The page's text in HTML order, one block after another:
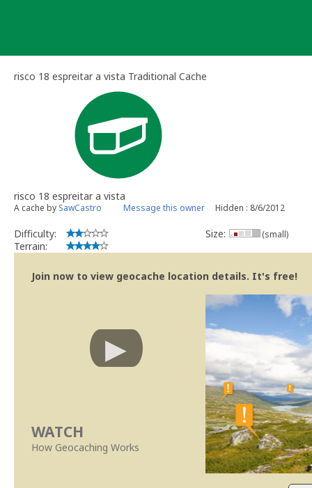
risco 18 espreitar a vista Traditional Cache
risco 18 espreitar a vista
A cache by SawCastro Message this owner Hidden : 8/6/2012
Difficulty:
Terrain:
Size: (small)
Join now to view geocache location details. It's free!
WATCH
How Geocaching Works